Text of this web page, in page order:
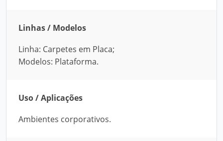
Linhas / Modelos
Linha: Carpetes em Placa;
Modelos: Plataforma.
Uso / Aplicações
Ambientes corporativos.